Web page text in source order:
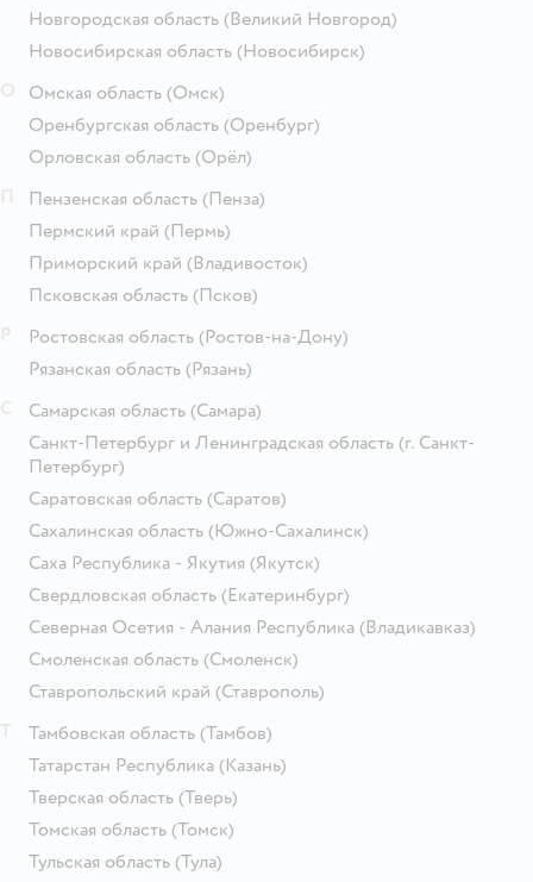
Новгородская область (Великий Новгород)
Новосибирская область (Новосибирск)
Омская область (Омск)
Оренбургская область (Оренбург)
Орловская область (Орёл)
Пензенская область (Пенза)
Пермский край (Пермь)
Приморский край (Владивосток)
Псковская область (Псков)
Ростовская область (Ростов-на-Дону)
Рязанская область (Рязань)
Самарская область (Самара)
Санкт-Петербург и Ленинградская область (г. Санкт-
Петербург)
Саратовская область (Саратов)
Сахалинская область (Южно-Сахалинск)
Саха Республика - Якутия (Якутск)
Свердловская область (Екатеринбург)
Северная Осетия - Алания Республика (Владикавказ)
Смоленская область (Смоленск)
Ставропольский край (Ставрополь)
Тамбовская область (Тамбов)
Татарстан Республика (Казань)
Тверская область (Тверь)
Томская область (Томск)
Тульская область (Тула)